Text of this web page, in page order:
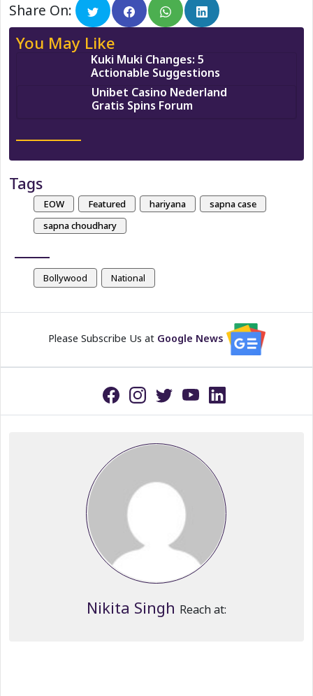
Share On:
You May Like
Kuki Muki Changes: 5
Actionable Suggestions
Unibet Casino Nederland
Gratis Spins Forum
Tags
EOW Featured hariyana
sapna case
sapna choudhary
Bollywood National
Please Subscribe Us at Google News
Nikita Singh Reach at: